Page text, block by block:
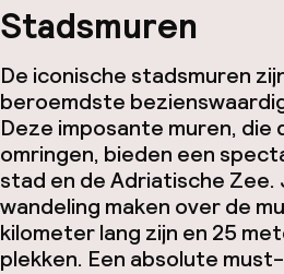
Stadsmuren
De iconische stadsmuren
beroemdste
Deze imposante muren, die
omringen, bieden een
stad en de Adriatische Zee.
wandeling maken over de
kilometer lang zijn en 25
plekken. Een absolute